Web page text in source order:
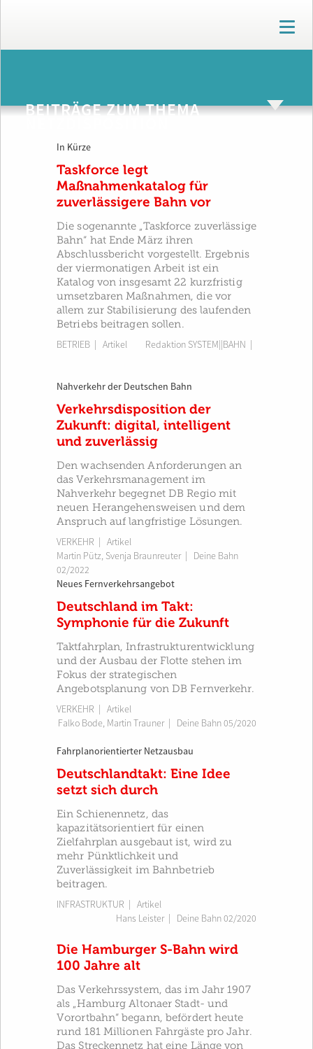
T
o
g
n
BEITRÄGE ZUM THEMA
In Kürze
Taskforce legt
Maßnahmenkatalog für
zuverlässigere Bahn vor
Die sogenannte „Taskforce zuverlässige
Bahn“ hat Ende März ihren
Abschlussbericht vorgestellt. Ergebnis
der viermonatigen Arbeit ist ein
Katalog von insgesamt 22 kurzfristig
umsetzbaren Maßnahmen, die vor
allem zur Stabilisierung des laufenden
Betriebs beitragen sollen.
BETRIEB | Artikel Redaktion SYSTEM||BAHN
Nahverkehr der Deutschen Bahn
Verkehrsdisposition der
Zukunft: digital, intelligent
und zuverlässig
Den wachsenden Anforderungen an
das Verkehrsmanagement im
Nahverkehr begegnet DB Regio mit
neuen Herangehensweisen und dem
Anspruch auf langfristige Lösungen.
VERKEHR | Artikel
Martin Pütz, Svenja Braunreuter| Deine Bahn
02/2022
Neues Fernverkehrsangebot
Deutschland im Takt:
Symphonie für die Zukunft
Taktfahrplan, Infrastrukturentwicklung
und der Ausbau der Flotte stehen im
Fokus der strategischen
Angebotsplanung von DB Fernverkehr.
VERKEHR | Artikel
Falko Bode, Martin Trauner| Deine Bahn 05/2020
Fahrplanorientierter Netzausbau
Deutschlandtakt: Eine Idee
setzt sich durch
Ein Schienennetz, das
kapazitätsorientiert für einen
Zielfahrplan ausgebaut ist, wird zu
mehr Pünktlichkeit und
Zuverlässigkeit im Bahnbetrieb
beitragen.
INFRASTRUKTUR | Artikel
Hans Leister| Deine Bahn 02/2020
Die Hamburger S-Bahn wird
100 Jahre alt
Das Verkehrssystem, das im Jahr 1907
als „Hamburg Altonaer Stadt- und
Vorortbahn“ begann, befördert heute
rund 181 Millionen Fahrgäste pro Jahr.
Das Streckennetz hat eine Länge von